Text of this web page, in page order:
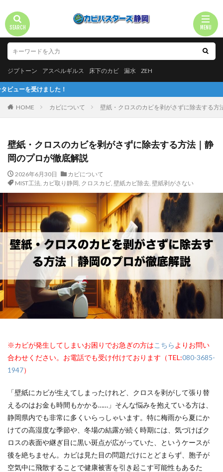
ジプトーン アスペルギルス 床下のカビ 漏水 ZEH
HOME カビについて 壁紙・クロスのカビを剥がさずに除去する方
壁紙・クロスのカビを剥がさずに除去する方法｜静
岡のプロが徹底解説
2026年6月30日
カビについて
MIST工法, カビ取り静岡, クロスカビ, 壁紙カビ除去, 壁紙剥がさない
※カビが発生してしまいお困りでお急ぎの方はこちら よりお問い
合わせください。お電話でも受け付けております（TEL:080-3685-
1947）
「壁紙にカビが生えてしまったけれど、クロスを剥がして張り替
えるのはお金も時間もかかる……」そんな悩みを抱えている方は、
静岡県内でも非常に多くいらっしゃいます。特に梅雨から夏にか
けての高湿度な季節や、冬場の結露が続く時期には、気づけばク
ロスの表面や継ぎ目に黒い斑点が広がっていた、というケースが
後を絶ちません。カビは見た目の問題だけにとどまらず、胞子が
空気中に飛散することで健康被害を引き起こす可能性もあるた